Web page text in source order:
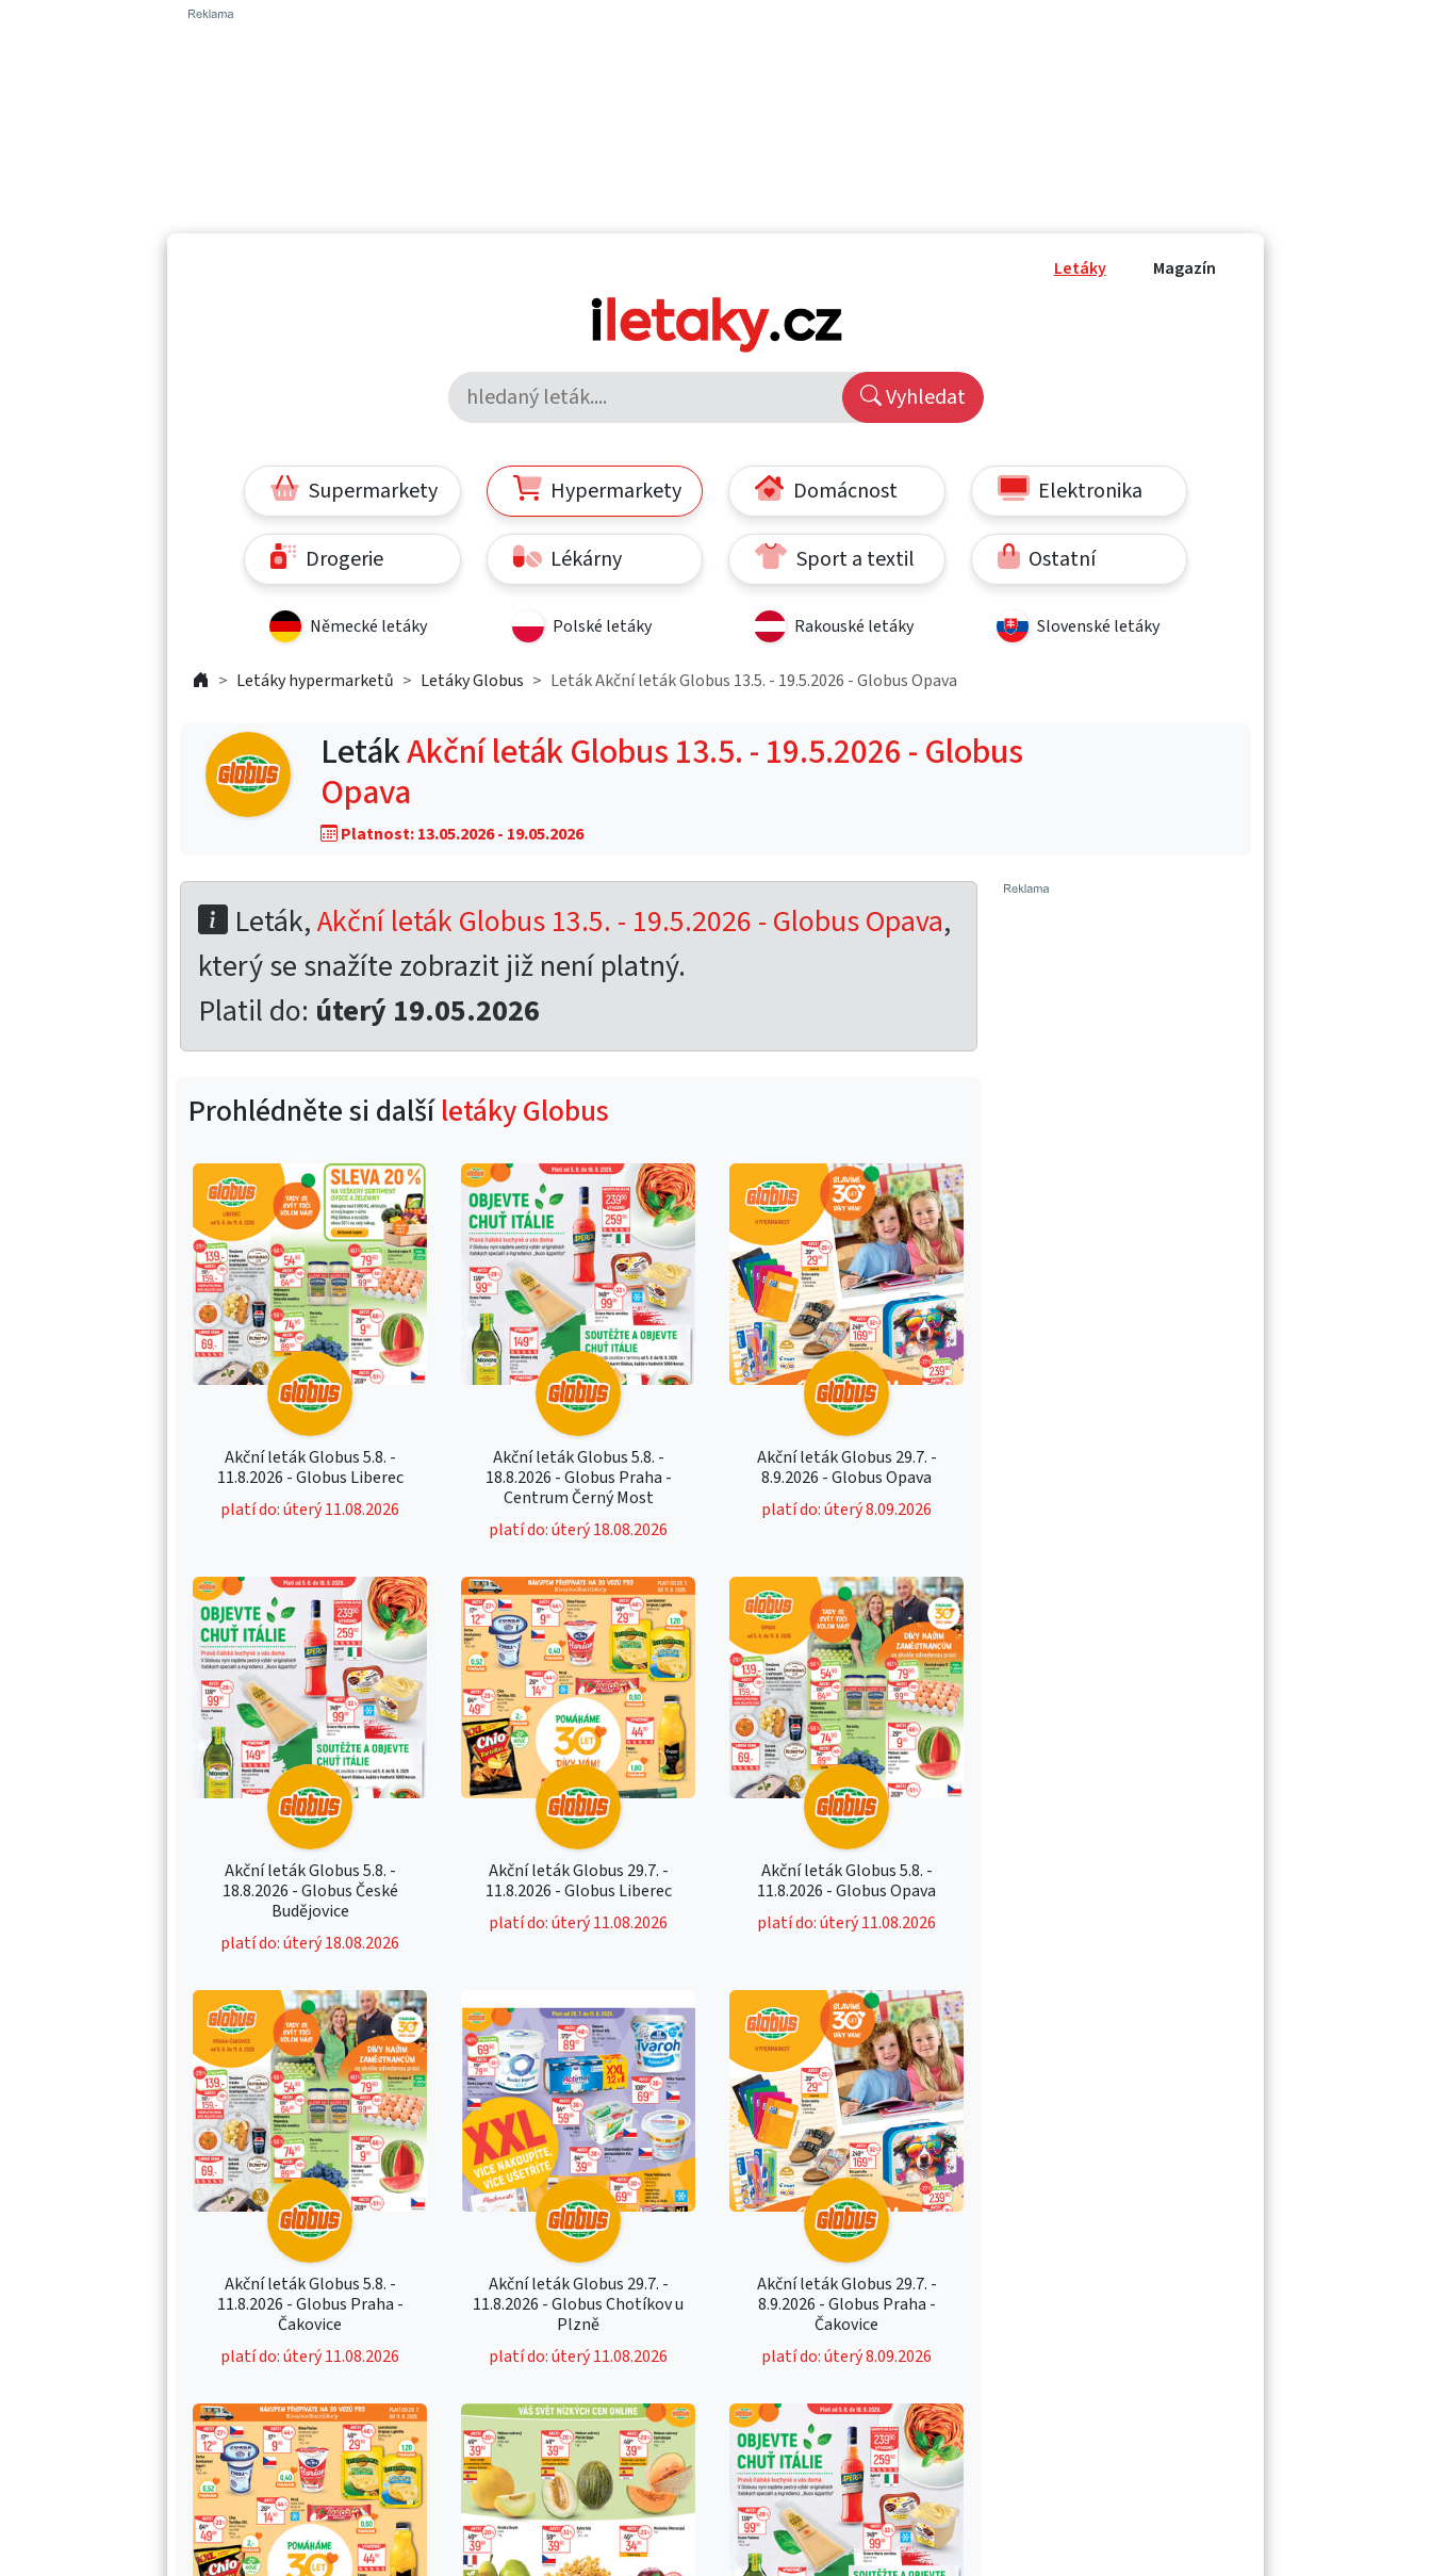
Letáky Magazín
Vyhledat
Supermarkety Hypermarkety Domácnost Elektronika
Drogerie Lékárny Sport a textil Ostatní
Německé letáky Polské letáky Rakouské letáky Slovenské letáky
Letáky hypermarketů Letáky Globus Leták Akční leták Globus 13.5. - 19.5.2026 - Globus Opava
LetákAkční leták Globus 13.5. - 19.5.2026 - Globus
Opava
Platnost: 13.05.2026 - 19.05.2026
Leták,Akční leták Globus 13.5. - 19.5.2026 - Globus Opava,
který se snažíte zobrazit již není platný.
Platil do: úterý 19.05.2026
Prohlédněte si dalšíletáky Globus
Akční leták Globus 5.8. -
11.8.2026 - Globus Liberec
platí do: úterý 11.08.2026
Akční leták Globus 5.8. -
18.8.2026 - Globus Praha -
Centrum Černý Most
platí do: úterý 18.08.2026
Akční leták Globus 29.7. -
8.9.2026 - Globus Opava
platí do: úterý 8.09.2026
Akční leták Globus 5.8. -
18.8.2026 - Globus České
Budějovice
platí do: úterý 18.08.2026
Akční leták Globus 29.7. -
11.8.2026 - Globus Liberec
platí do: úterý 11.08.2026
Akční leták Globus 5.8. -
11.8.2026 - Globus Opava
platí do: úterý 11.08.2026
Akční leták Globus 5.8. -
11.8.2026 - Globus Praha -
Čakovice
platí do: úterý 11.08.2026
Akční leták Globus 29.7. -
11.8.2026 - Globus Chotíkov u
Plzně
platí do: úterý 11.08.2026
Akční leták Globus 29.7. -
8.9.2026 - Globus Praha -
Čakovice
platí do: úterý 8.09.2026